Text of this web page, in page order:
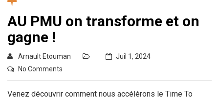
AU PMU on transforme et on
gagne !
Arnault Etouman
Juil 1, 2024
No Comments
Venez découvrir comment nous accélérons le Time To